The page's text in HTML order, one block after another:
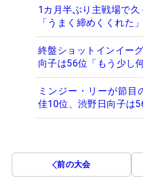
1カ月半ぶり主戦場で
「うまく締めくくれた」
終盤ショットインイー
向子は56位「もう少し
ミンジー・リーが節
佳10位、渋野日向子は
前の大会